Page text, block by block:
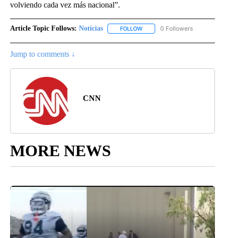
volviendo cada vez más nacional”.
Article Topic Follows: Noticias FOLLOW FOLLOW "NOTICIAS" TO
0 Followers
Jump to comments ↓
CNN
MORE NEWS